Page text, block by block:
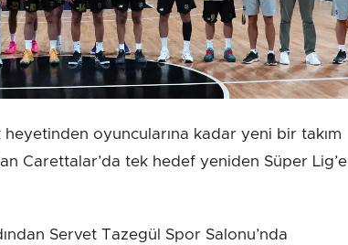
heyetinden oyuncularına kadar yeni bir takım
Carettalar’da tek hedef yeniden Süper Lig’e
Servet Tazegül Spor Salonu’nda